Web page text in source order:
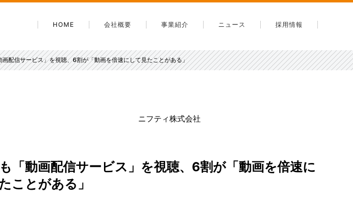
HOME 会社概要
沿革
事業紹介 ニュース 採用情報
配信サービス」を視聴、6割が「動画を倍速にして見たことがある」
ニフティ株式会社
「動画配信サービス」を視聴、6割が「動画を倍速に
ことがある」